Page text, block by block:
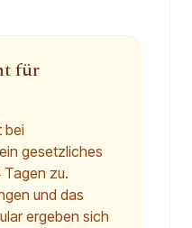
für
bei
gesetzliches
Tagen zu.
und das
ergeben sich